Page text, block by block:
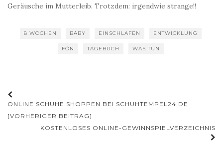
Geräusche im Mutterleib. Trotzdem: irgendwie strange!!
8 WOCHEN BABY EINSCHLAFEN ENTWICKLUNG
FÖN TAGEBUCH WAS TUN
Beitrags-
Navigation
ONLINE SCHUHE SHOPPEN BEI SCHUHTEMPEL24.DE
[VORHERIGER BEITRAG]
KOSTENLOSES ONLINE-GEWINNSPIELVERZEICHNIS